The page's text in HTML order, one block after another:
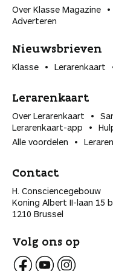
Over Klasse Magazine
Adverteren
Nieuwsbrieven
Klasse Lerarenkaart
Lerarenkaart
Over Lerarenkaart
Lerarenkaart-app
Alle voordelen
Contact
H. Consciencegebouw
Koning Albert II-laan 15
1210 Brussel
Volg ons op